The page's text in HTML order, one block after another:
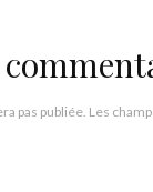
pas publiée. Les